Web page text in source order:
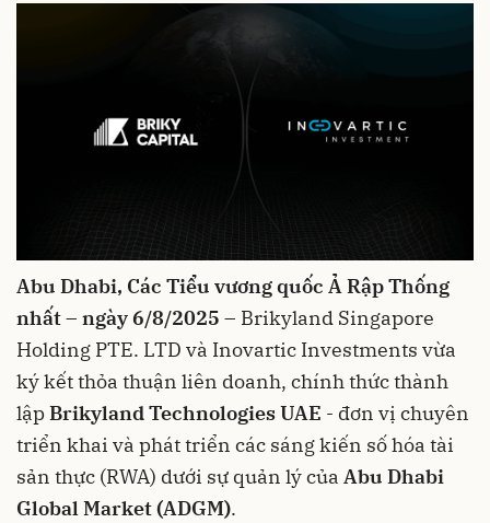
Abu Dhabi, Các Tiểu vương quốc Ả Rập Thống
nhất – ngày 6/8/2025 – Brikyland Singapore
Holding PTE. LTD và Inovartic Investments vừa
ký kết thỏa thuận liên doanh, chính thức thành
lậpBrikyland Technologies UAE - đơn vị chuyên
triển khai và phát triển các sáng kiến số hóa tài
sản thực (RWA) dưới sự quản lý của Abu Dhabi
Global Market (ADGM).